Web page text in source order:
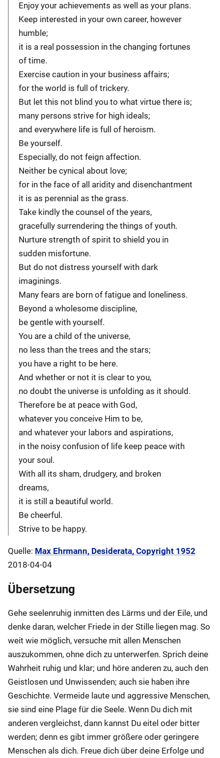
Enjoy your achievements as well as your plans.
Keep interested in your own career, however
humble;
it is a real possession in the changing fortunes
of time.
Exercise caution in your business affairs;
for the world is full of trickery.
But let this not blind you to what virtue there is;
many persons strive for high ideals;
and everywhere life is full of heroism.
Be yourself.
Especially, do not feign affection.
Neither be cynical about love;
for in the face of all aridity and disenchantment
it is as perennial as the grass.
Take kindly the counsel of the years,
gracefully surrendering the things of youth.
Nurture strength of spirit to shield you in
sudden misfortune.
But do not distress yourself with dark
imaginings.
Many fears are born of fatigue and loneliness.
Beyond a wholesome discipline,
be gentle with yourself.
You are a child of the universe,
no less than the trees and the stars;
you have a right to be here.
And whether or not it is clear to you,
no doubt the universe is unfolding as it should.
Therefore be at peace with God,
whatever you conceive Him to be,
and whatever your labors and aspirations,
in the noisy confusion of life keep peace with
your soul.
With all its sham, drudgery, and broken
dreams,
it is still a beautiful world.
Be cheerful.
Strive to be happy.
Quelle: Max Ehrmann, Desiderata, Copyright 1952
2018-04-04
Übersetzung
Gehe seelenruhig inmitten des Lärms und der Eile, und
denke daran, welcher Friede in der Stille liegen mag. So
weit wie möglich, versuche mit allen Menschen
auszukommen, ohne dich zu unterwerfen. Sprich deine
Wahrheit ruhig und klar; und höre anderen zu, auch den
Geistlosen und Unwissenden; auch sie haben ihre
Geschichte. Vermeide laute und aggressive Menschen,
sie sind eine Plage für die Seele. Wenn Du dich mit
anderen vergleichst, dann kannst Du eitel oder bitter
werden; denn es gibt immer größere oder geringere
Menschen als dich. Freue dich über deine Erfolge und